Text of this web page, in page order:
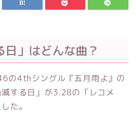
日」はどんな曲？
の4thシングル『五月雨よ』の
する日」が3.28の「レコメ
た。